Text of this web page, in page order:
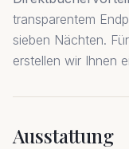
transparentem
sieben Nächten.
erstellen wir Ihnen
Ausstattung